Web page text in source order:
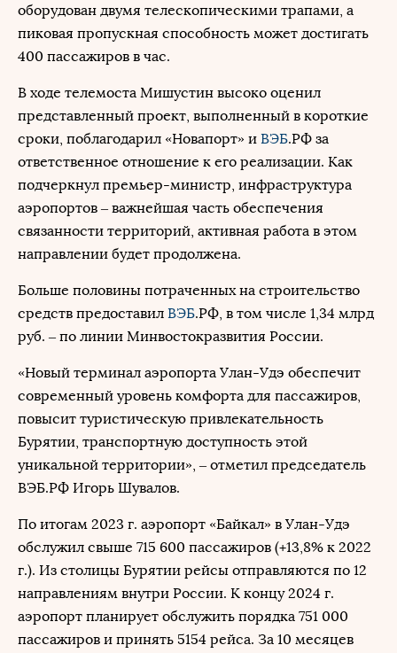
оборудован двумя телескопическими трапами, а
пиковая пропускная способность может достигать
400 пассажиров в час.
В ходе телемоста Мишустин высоко оценил
представленный проект, выполненный в короткие
сроки, поблагодарил «Новапорт» и ВЭБ.РФ за
ответственное отношение к его реализации. Как
подчеркнул премьер-министр, инфраструктура
аэропортов – важнейшая часть обеспечения
связанности территорий, активная работа в этом
направлении будет продолжена.
Больше половины потраченных на строительство
средств предоставил ВЭБ.РФ, в том числе 1,34 млрд
руб. – по линии Минвостокразвития России.
«Новый терминал аэропорта Улан-Удэ обеспечит
современный уровень комфорта для пассажиров,
повысит туристическую привлекательность
Бурятии, транспортную доступность этой
уникальной территории», – отметил председатель
ВЭБ.РФ Игорь Шувалов.
По итогам 2023 г. аэропорт «Байкал» в Улан-Удэ
обслужил свыше 715 600 пассажиров (+13,8% к 2022
г.). Из столицы Бурятии рейсы отправляются по 12
направлениям внутри России. К концу 2024 г.
аэропорт планирует обслужить порядка 751 000
пассажиров и принять 5154 рейса. За 10 месяцев